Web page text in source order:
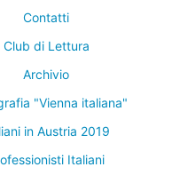
Contatti
Club di Lettura
Archivio
"Vienna italiana"
in Austria 2019
Italiani